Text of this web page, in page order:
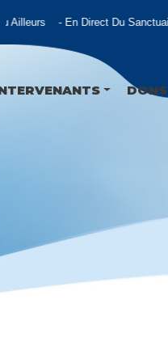
En Direct Du
DONS